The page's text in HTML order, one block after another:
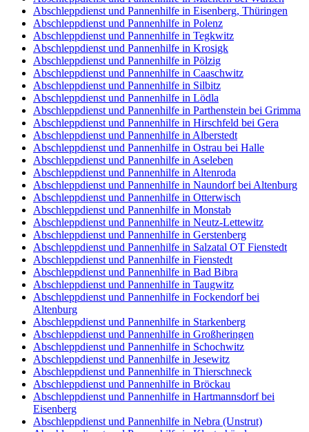
Abschleppdienst und Pannenhilfe in Eisenberg, Thüringen
Abschleppdienst und Pannenhilfe in Polenz
Abschleppdienst und Pannenhilfe in Tegkwitz
Abschleppdienst und Pannenhilfe in Krosigk
Abschleppdienst und Pannenhilfe in Pölzig
Abschleppdienst und Pannenhilfe in Caaschwitz
Abschleppdienst und Pannenhilfe in Silbitz
Abschleppdienst und Pannenhilfe in Lödla
Abschleppdienst und Pannenhilfe in Parthenstein bei Grimma
Abschleppdienst und Pannenhilfe in Hirschfeld bei Gera
Abschleppdienst und Pannenhilfe in Alberstedt
Abschleppdienst und Pannenhilfe in Ostrau bei Halle
Abschleppdienst und Pannenhilfe in Aseleben
Abschleppdienst und Pannenhilfe in Altenroda
Abschleppdienst und Pannenhilfe in Naundorf bei Altenburg
Abschleppdienst und Pannenhilfe in Otterwisch
Abschleppdienst und Pannenhilfe in Monstab
Abschleppdienst und Pannenhilfe in Neutz-Lettewitz
Abschleppdienst und Pannenhilfe in Gerstenberg
Abschleppdienst und Pannenhilfe in Salzatal OT Fienstedt
Abschleppdienst und Pannenhilfe in Fienstedt
Abschleppdienst und Pannenhilfe in Bad Bibra
Abschleppdienst und Pannenhilfe in Taugwitz
Abschleppdienst und Pannenhilfe in Fockendorf bei
Altenburg
Abschleppdienst und Pannenhilfe in Starkenberg
Abschleppdienst und Pannenhilfe in Großheringen
Abschleppdienst und Pannenhilfe in Schochwitz
Abschleppdienst und Pannenhilfe in Jesewitz
Abschleppdienst und Pannenhilfe in Thierschneck
Abschleppdienst und Pannenhilfe in Bröckau
Abschleppdienst und Pannenhilfe in Hartmannsdorf bei
Eisenberg
Abschleppdienst und Pannenhilfe in Nebra (Unstrut)